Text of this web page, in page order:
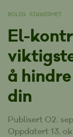
BOLIG SIKKERHET
El-
å
din
Publisert 02.
Oppdatert 13.